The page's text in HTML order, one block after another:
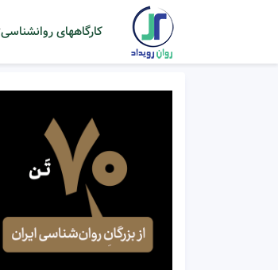
کارگاههای روانشناسی